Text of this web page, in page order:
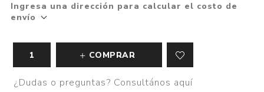
Ingresa una dirección para calcular el costo de
envío
COMPRAR
¿Dudas o preguntas? Consultános aquí